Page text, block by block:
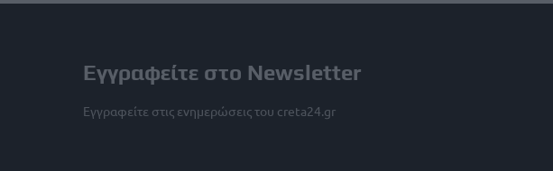
Εγγραφείτε στο Newsletter
Εγγραφείτε στις ενημερώσεις του creta24.gr